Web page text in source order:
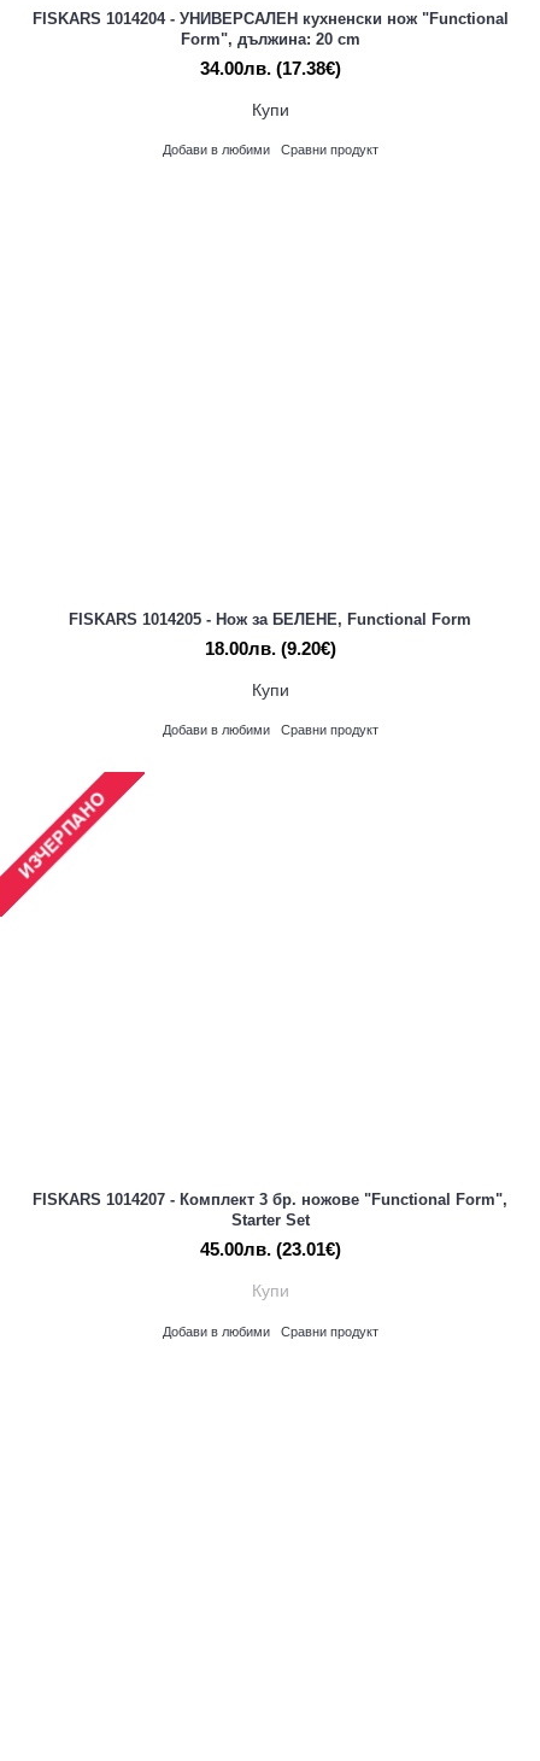
FISKARS 1014204 - УНИВЕРСАЛЕН кухненски нож "Functional
Form", дължина: 20 cm
34.00лв. (17.38€)
Купи
Добави в любими Сравни продукт
FISKARS 1014205 - Нож за БЕЛЕНЕ, Functional Form
18.00лв. (9.20€)
Купи
Добави в любими Сравни продукт
FISKARS 1014207 - Комплект 3 бр. ножове "Functional Form",
Starter Set
45.00лв. (23.01€)
Купи
Добави в любими Сравни продукт